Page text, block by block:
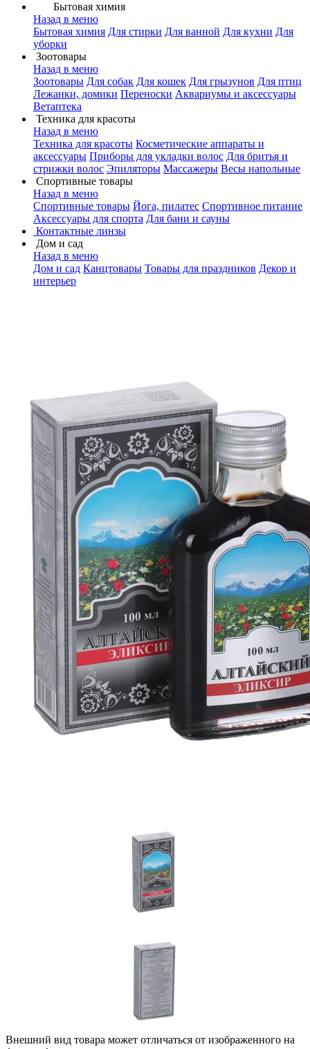
Бытовая химия
Назад в меню
Бытовая химия Для стирки Для ванной Для кухни Для
уборки
Зоотовары
Назад в меню
Зоотовары Для собак Для кошек Для грызунов Для птиц
Лежанки, домики Переноски Аквариумы и аксессуары
Ветаптека
Техника для красоты
Назад в меню
Техника для красоты Косметические аппараты и
аксессуары Приборы для укладки волос Для бритья и
стрижки волос Эпиляторы Массажеры Весы напольные
Спортивные товары
Назад в меню
Спортивные товары Йога, пилатес Спортивное питание
Аксессуары для спорта Для бани и сауны
Контактные линзы
Дом и сад
Назад в меню
Дом и сад Канцтовары Товары для праздников Декор и
интерьер
Внешний вид товара может отличаться от изображенного на